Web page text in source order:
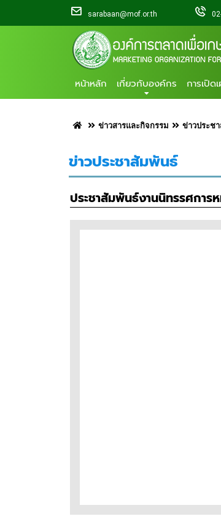
sarabaan@mof.or.th
หน้าหลัก เกี่ยวกับองค์กร การเปิด
ข่าวสารและกิจกรรม ข่าวประช
ข่าวประชาสัมพันธ์
ประชาสัมพันธ์งานนิทรรศกา